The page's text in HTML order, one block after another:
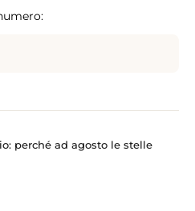
perché ad agosto le stelle